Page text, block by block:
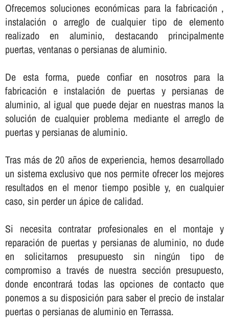
Ofrecemos soluciones económicas para la fabricación ,
instalación o arreglo de cualquier tipo de elemento
realizado en aluminio, destacando principalmente
puertas, ventanas o persianas de aluminio.
De esta forma, puede confiar en nosotros para la
fabricación e instalación de puertas y persianas de
aluminio, al igual que puede dejar en nuestras manos la
solución de cualquier problema mediante el arreglo de
puertas y persianas de aluminio.
Tras más de 20 años de experiencia, hemos desarrollado
un sistema exclusivo que nos permite ofrecer los mejores
resultados en el menor tiempo posible y, en cualquier
caso, sin perder un ápice de calidad.
Si necesita contratar profesionales en el montaje y
reparación de puertas y persianas de aluminio, no dude
en solicitarnos presupuesto sin ningún tipo de
compromiso a través de nuestra sección presupuesto,
donde encontrará todas las opciones de contacto que
ponemos a su disposición para saber el precio de instalar
puertas o persianas de aluminio en Terrassa.